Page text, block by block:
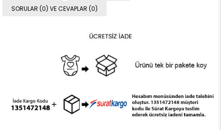
SORULAR (0) VE CEVAPLAR (0)